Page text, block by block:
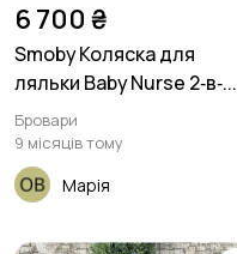
6 700 ₴
Smoby Коляска для
ляльки Baby Nurse 2‑в‑...
Бровари
9 місяців тому
Марія